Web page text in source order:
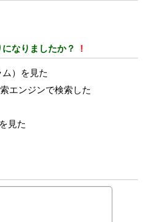
なりましたか？ !
）を見た
エンジンで検索した
見た